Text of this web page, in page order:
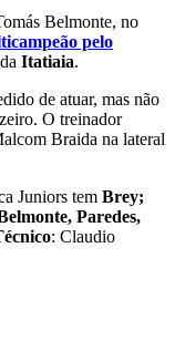
Belmonte, no
pelo
Itatiaia.
de atuar, mas não
O treinador
Braida na lateral
Juniors tem Brey;
Paredes,
: Claudio